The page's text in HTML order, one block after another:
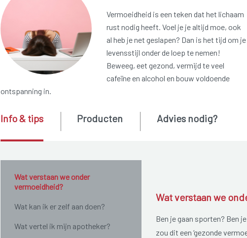
Vermoeidheid is een teken dat het lichaam
rust nodig heeft. Voel je je altijd moe, ook
al heb je net geslapen? Dan is het tijd om je
levensstijl onder de loep te nemen!
Beweeg, eet gezond, vermijd te veel
cafeïne en alcohol en bouw voldoende
ontspanning in.
Wat verstaan we onder
vermoeidheid?
Wat kan ik er zelf aan doen?
Wat vertel ik mijn apotheker?
Info & tips Producten Advies nodig?
Wat verstaan we
Ben je gaan sporten? Ben
zou dit een ‘gezonde